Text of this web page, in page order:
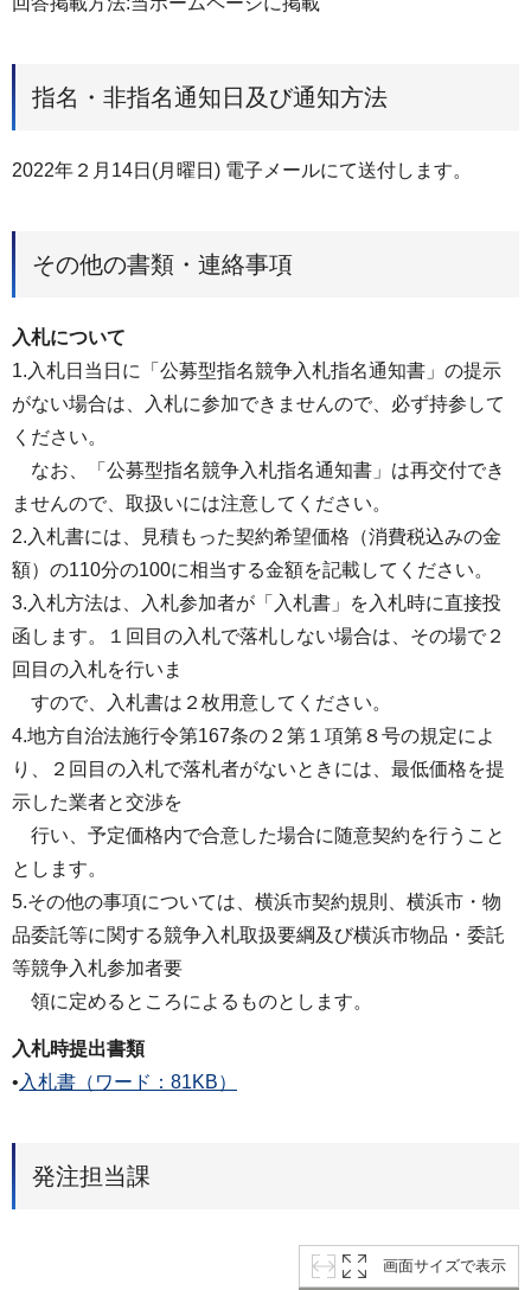
指名・非指名通知日及び通知方法
2022年２月14日(月曜日) 電子メールにて送付します。
その他の書類・連絡事項
入札について
1.入札日当日に「公募型指名競争入札指名通知書」の提示
がない場合は、入札に参加できませんので、必ず持参して
ください。
なお、「公募型指名競争入札指名通知書」は再交付でき
ませんので、取扱いには注意してください。
2.入札書には、見積もった契約希望価格（消費税込みの金
額）の110分の100に相当する金額を記載してください。
3.入札方法は、入札参加者が「入札書」を入札時に直接投
函します。１回目の入札で落札しない場合は、その場で２
回目の入札を行いま
すので、入札書は２枚用意してください。
4.地方自治法施行令第167条の２第１項第８号の規定によ
り、２回目の入札で落札者がないときには、最低価格を提
示した業者と交渉を
行い、予定価格内で合意した場合に随意契約を行うこと
とします。
5.その他の事項については、横浜市契約規則、横浜市・物
品委託等に関する競争入札取扱要綱及び横浜市物品・委託
等競争入札参加者要
領に定めるところによるものとします。
入札時提出書類
•入札書（ワード：81KB）
発注担当課
画面サイズで表示